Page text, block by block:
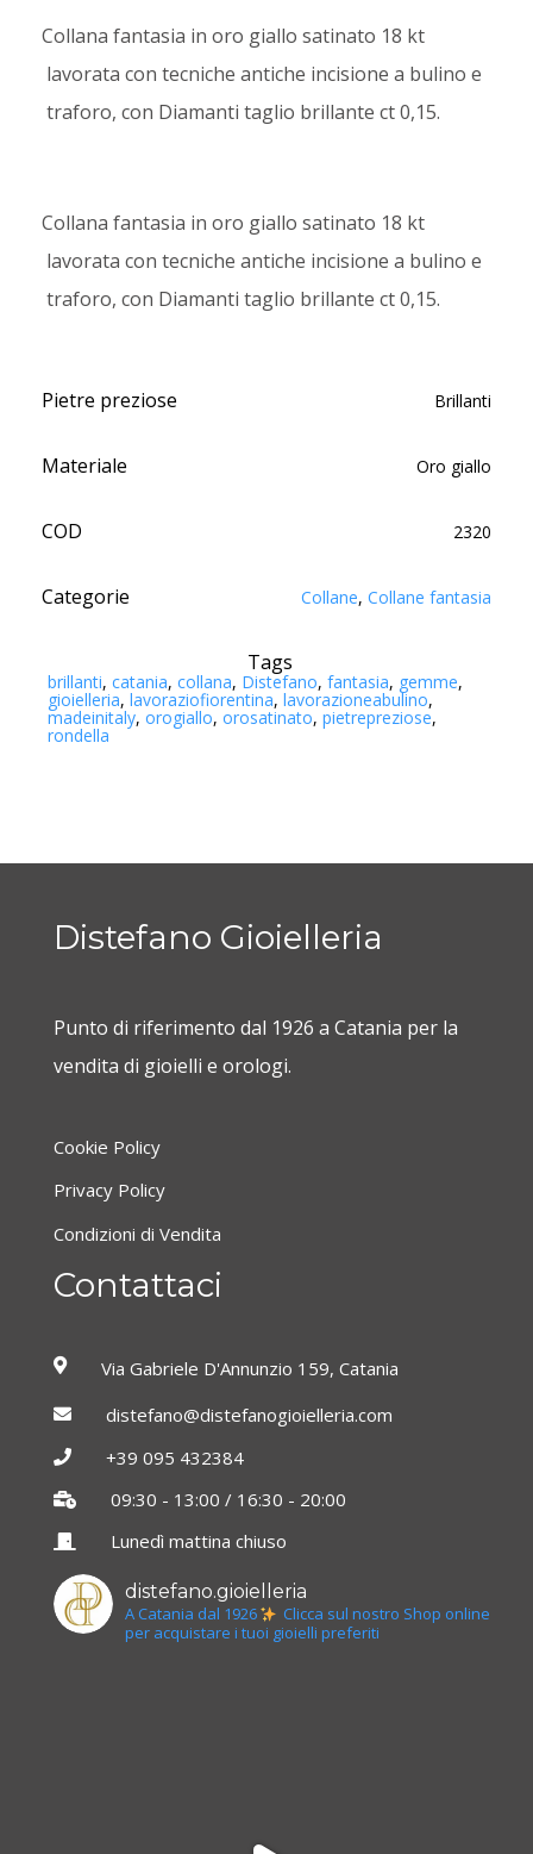
Collana fantasia in oro giallo satinato 18 kt
lavorata con tecniche antiche incisione a bulino e
traforo, con Diamanti taglio brillante ct 0,15.
Collana fantasia in oro giallo satinato 18 kt
lavorata con tecniche antiche incisione a bulino e
traforo, con Diamanti taglio brillante ct 0,15.
Pietre preziose Brillanti
Materiale Oro giallo
COD 2320
Categorie Collane, Collane fantasia
Tags
brillanti, catania, collana, Distefano, fantasia, gemme,
gioielleria, lavoraziofiorentina, lavorazioneabulino,
madeinitaly, orogiallo, orosatinato, pietrepreziose,
rondella
Distefano Gioielleria
Punto di riferimento dal 1926 a Catania per la
vendita di gioielli e orologi.
Cookie Policy
Privacy Policy
Condizioni di Vendita
Contattaci
Via Gabriele D'Annunzio 159, Catania
distefano@distefanogioielleria.com
+39 095 432384
09:30 - 13:00 / 16:30 - 20:00
Lunedì mattina chiuso
distefano.gioielleria
A Catania dal 1926
Clicca sul nostro Shop online
per acquistare i tuoi gioielli preferiti